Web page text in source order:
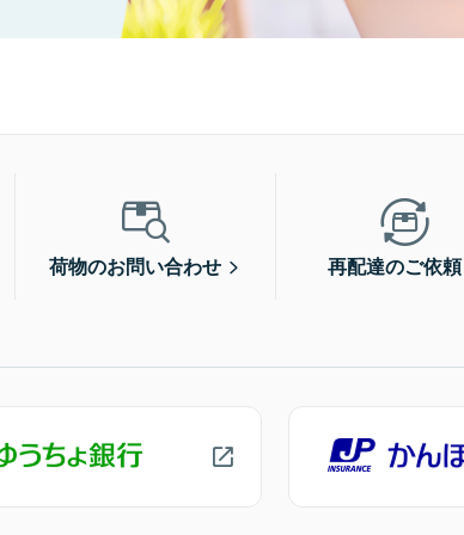
荷物のお問い合わせ 再配達のご依頼